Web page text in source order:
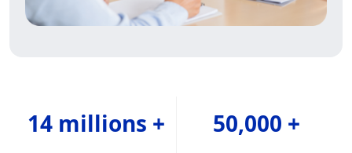
14 millions + 50,000 +